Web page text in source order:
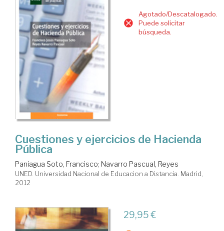
Agotado/Descatalogado.
Puede solicitar
búsqueda.
Cuestiones y ejercicios de Hacienda
Pública
Paniagua Soto, Francisco; Navarro Pascual, Reyes
UNED. Universidad Nacional de Educacion a Distancia. Madrid,
2012
29,95 €